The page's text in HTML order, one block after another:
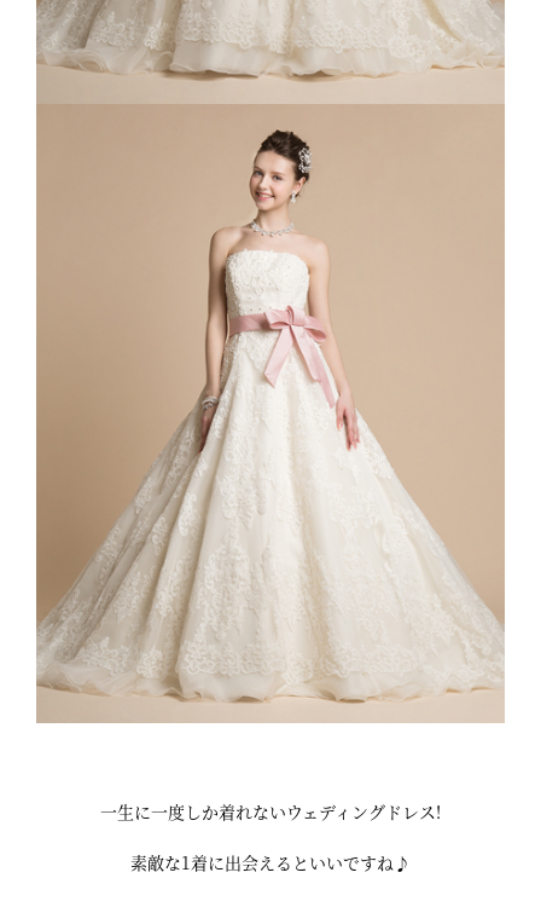
一生に一度しか着れないウェディングドレス!
素敵な1着に出会えるといいですね♪